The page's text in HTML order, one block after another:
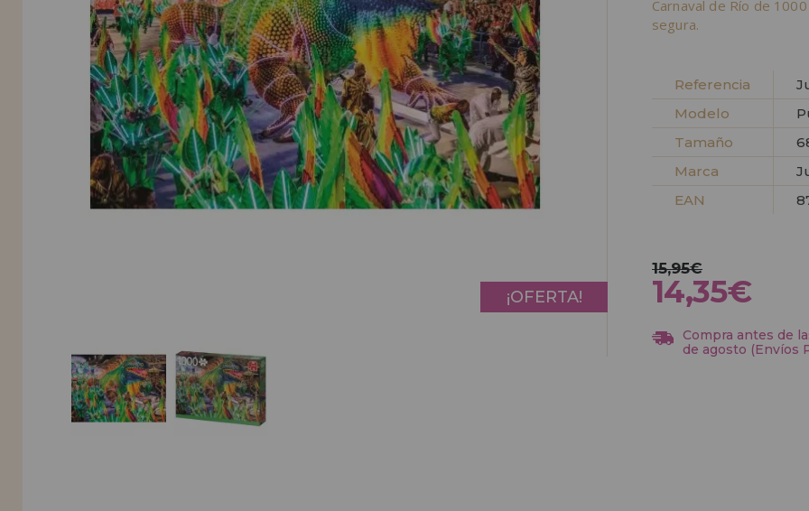
INFORMACIÓN
955 333 133
info@casadelpuzzle.com
Carnaval de Río de
segura.
Referencia
Modelo
Tamaño
Marca
EAN
¡OFERTA!
15,95€
14,35€
Compra antes de
de agosto (Envíos